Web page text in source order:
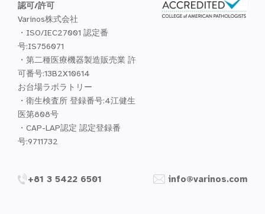
認可/許可
Varinos株式会社
・ISO/IEC27001 認定番
号:IS756071
・第二種医療機器製造販売業 許
可番号:13B2X10614
お台場ラボラトリー
・衛生検査所 登録番号:4江健生
医第808号
・CAP-LAP認定 認定登録番
号:9711732
+81 3 5422 6501 info@varinos.com